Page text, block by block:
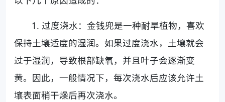
1. 过度浇水：金钱兜是一种耐旱植物，喜欢
保持土壤适度的湿润。如果过度浇水，土壤就会
过于湿润，导致根部缺氧，并且叶子会逐渐变
黄。因此，一般情况下，每次浇水后应该允许土
壤表面稍干燥后再次浇水。